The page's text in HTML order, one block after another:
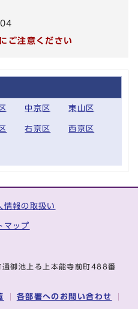
ご注意ください
中京区 東山区
右京区 西京区
情報の取扱い
マップ
御池上る上本能寺前町488番
各部署へのお問い合わせ